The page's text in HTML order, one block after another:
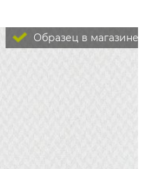
Образец в магазине